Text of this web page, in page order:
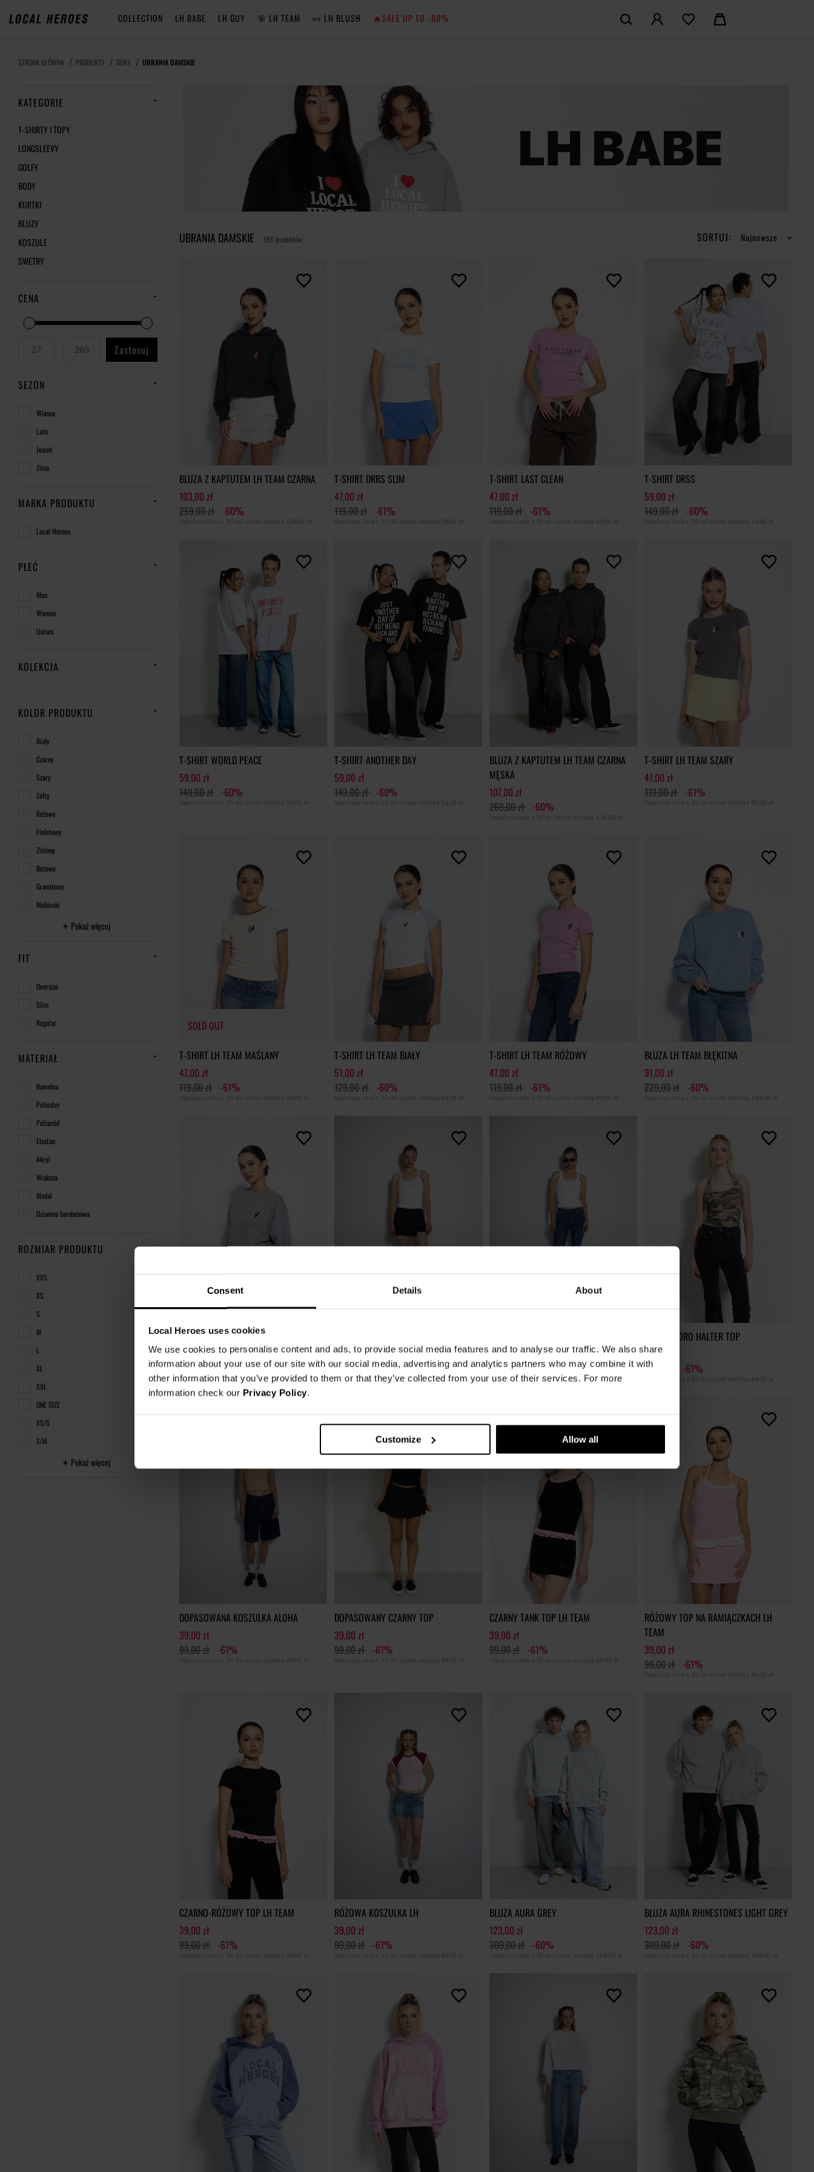
Consent Details About
Local Heroes uses cookies
We use cookies to personalise content and ads, to provide social media features and to analyse our traffic. We also share
information about your use of our site with our social media, advertising and analytics partners who may combine it with
other information that you’ve provided to them or that they’ve collected from your use of their services. For more
information check our Privacy Policy.
Customize Allow all
COLLECTION LH BABE LH GUY 🎯 LH TEAM 🍬 LH BLUSH 🔥SALE UP TO -80%
NIE MAM KONTA
STRONA GŁÓWNA PRODUKTY GÓRY UBRANIA DAMSKIE
KATEGORIE
T-SHIRTY I TOPY
LONGSLEEVY
GOLFY
BODY
KURTKI
BLUZY
KOSZULE
SWETRY
CENA
Zastosuj
SEZON
Wiosna
Lato
Jesień
Zima
MARKA PRODUKTU
Local Heroes
PŁEĆ
Men
Women
Unisex
KOLEKCJA
KOLOR PRODUKTU
Biały
Czarny
Szary
Żółty
Różowy
Fioletowy
Zielony
Beżowy
Granatowy
Niebieski
Pokaż więcej
FIT
Oversize
Slim
Regular
MATERIAŁ
Bawełna
Poliester
Poliamid
Elastan
Akryl
Wiskoza
Modal
Dzianina bambusowa
ROZMIAR PRODUKTU
XXS
XS
S
M
L
XL
XXL
ONE SIZE
XS/S
S/M
Pokaż więcej
UBRANIA DAMSKIE 198 produktów SORTUJ: Najnowsze
BLUZA Z KAPTUTEM LH TEAM CZARNA
103,00 zł
259,00 zł -60%
Najniższa cena z 30 dni przed obniżką 129,00 zł
T-SHIRT DRRS SLIM
47,00 zł
119,00 zł -61%
Najniższa cena z 30 dni przed obniżką 59,00 zł
T-SHIRT LAST CLEAN
47,00 zł
119,00 zł -61%
Najniższa cena z 30 dni przed obniżką 59,00 zł
T-SHIRT DRSS
59,00 zł
149,00 zł -60%
Najniższa cena z 30 dni przed obniżką 74,00 zł
T-SHIRT WORLD PEACE
59,00 zł
149,00 zł -60%
Najniższa cena z 30 dni przed obniżką 74,00 zł
T-SHIRT ANOTHER DAY
59,00 zł
149,00 zł -60%
Najniższa cena z 30 dni przed obniżką 74,00 zł
BLUZA Z KAPTUTEM LH TEAM CZARNA
MĘSKA
107,00 zł
269,00 zł -60%
Najniższa cena z 30 dni przed obniżką 134,00 zł
T-SHIRT LH TEAM SZARY
47,00 zł
119,00 zł -61%
Najniższa cena z 30 dni przed obniżką 59,00 zł
SOLD OUT
T-SHIRT LH TEAM MAŚLANY
47,00 zł
119,00 zł -61%
Najniższa cena z 30 dni przed obniżką 69,00 zł
T-SHIRT LH TEAM BIAŁY
51,00 zł
129,00 zł -60%
Najniższa cena z 30 dni przed obniżką 64,00 zł
T-SHIRT LH TEAM RÓŻOWY
47,00 zł
119,00 zł -61%
Najniższa cena z 30 dni przed obniżką 59,00 zł
BLUZA LH TEAM BŁĘKITNA
91,00 zł
229,00 zł -60%
Najniższa cena z 30 dni przed obniżką 114,00 zł
BLUZA LH TEAM SZARA
91,00 zł
229,00 zł -60%
Najniższa cena z 30 dni przed obniżką114,00 zł
35,00 zł
89,00 zł -61%
Najniższa cena z 30 dni przed obniżką44,00 zł
35,00 zł
89,00 zł -61%
Najniższa cena z 30 dni przed obniżką44,00 zł
ALOHA MORO HALTER TOP
35,00 zł
89,00 zł
-61%
Najniższa cena z 30 dni przed obniżką 44,00 zł
DOPASOWANA KOSZULKA ALOHA
39,00 zł
99,00 zł -61%
Najniższa cena z 30 dni przed obniżką 49,00 zł
DOPASOWANY CZARNY TOP
39,00 zł
99,00 zł -61%
Najniższa cena z 30 dni przed obniżką 49,00 zł
CZARNY TANK TOP LH TEAM
39,00 zł
99,00 zł -61%
Najniższa cena z 30 dni przed obniżką 49,00 zł
RÓŻOWY TOP NA RAMIĄCZKACH LH
TEAM
39,00 zł
99,00 zł -61%
Najniższa cena z 30 dni przed obniżką 49,00 zł
CZARNO-RÓŻOWY TOP LH TEAM
39,00 zł
99,00 zł -61%
Najniższa cena z 30 dni przed obniżką 49,00 zł
RÓŻOWA KOSZULKA LH
39,00 zł
99,00 zł -61%
Najniższa cena z 30 dni przed obniżką 49,00 zł
BLUZA AURA GREY
123,00 zł
309,00 zł -60%
Najniższa cena z 30 dni przed obniżką 154,00 zł
BLUZA AURA RHINESTONES LIGHT GREY
123,00 zł
309,00 zł -60%
Najniższa cena z 30 dni przed obniżką 154,00 zł